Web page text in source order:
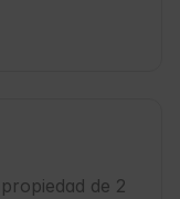
de 2